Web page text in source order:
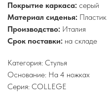
Покрытие каркаса: серый
Материал сиденья: Пластик
Производство: Италия
Срок поставки: на складе
Категория: Стулья
Основание: На 4 ножках
Серия: COLLEGE